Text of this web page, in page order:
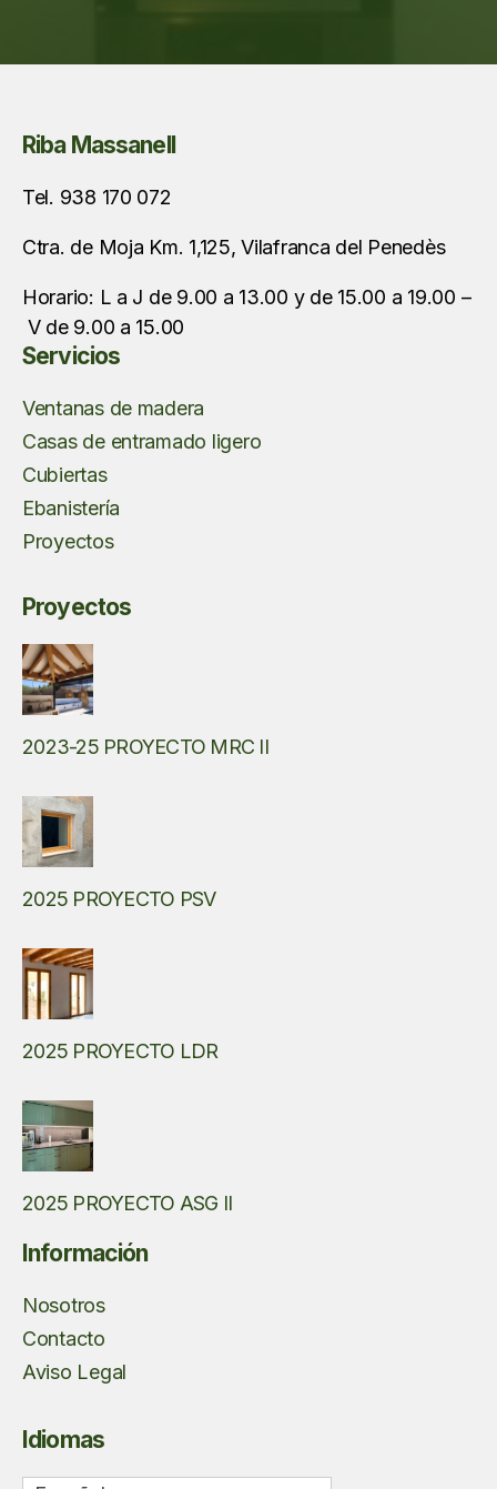
Riba Massanell
Tel. 938 170 072
Ctra. de Moja Km. 1,125, Vilafranca del Penedès
Horario: L a J de 9.00 a 13.00 y de 15.00 a 19.00 –
V de 9.00 a 15.00
Servicios
Ventanas de madera
Casas de entramado ligero
Cubiertas
Ebanistería
Proyectos
Proyectos
2023-25 PROYECTO MRC II
2025 PROYECTO PSV
2025 PROYECTO LDR
2025 PROYECTO ASG II
Información
Nosotros
Contacto
Aviso Legal
Idiomas